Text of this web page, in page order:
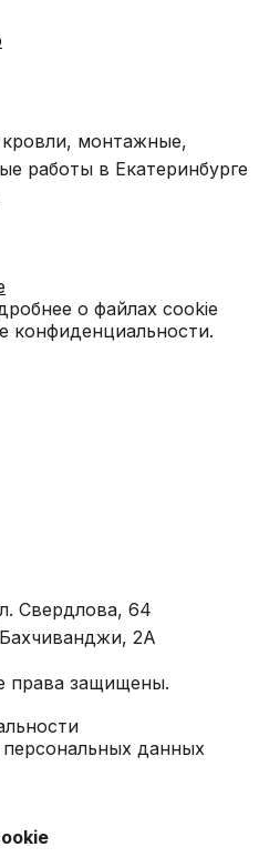
монтажные,
работы в Екатеринбурге
о файлах cookie
конфиденциальности.
Свердлова, 64
2А
права защищены.
персональных данных